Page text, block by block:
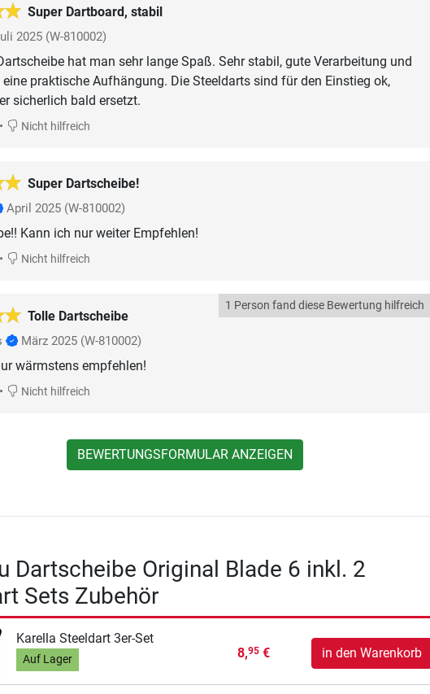
Super Dartboard, stabil
2025 (W-810002)
hat man sehr lange Spaß. Sehr stabil, gute Verarbeitung und
praktische Aufhängung. Die Steeldarts sind für den Einstieg ok,
sicherlich bald ersetzt.
• Nicht hilfreich
Super Dartscheibe!
April 2025 (W-810002)
Kann ich nur weiter Empfehlen!
• Nicht hilfreich
Tolle Dartscheibe
1 Person fand diese Bewertung hilfreich
März 2025 (W-810002)
wärmstens empfehlen!
• Nicht hilfreich
BEWERTUNGSFORMULAR ANZEIGEN
Dartscheibe Original Blade 6 inkl. 2
Sets Zubehör
Karella Steeldart 3er-Set
Auf Lager 8,95€ in den Warenkorb